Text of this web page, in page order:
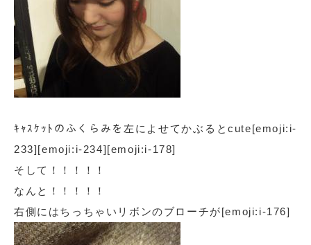
ｷｬｽｹｯﾄのふくらみを左によせてかぶるとcute[emoji:i-
233][emoji:i-234][emoji:i-178]
そして！！！！！
なんと！！！！！
右側にはちっちゃいリボンのブローチが[emoji:i-176]